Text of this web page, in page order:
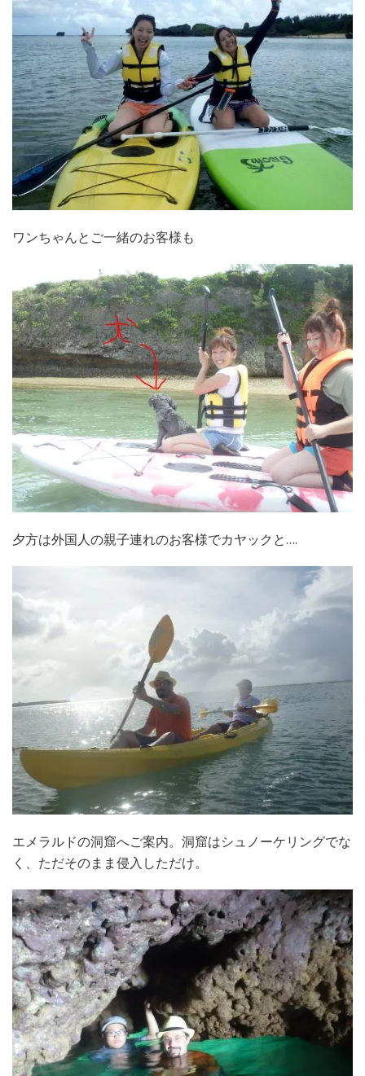
ワンちゃんとご一緒のお客様も
夕方は外国人の親子連れのお客様でカヤックと….
エメラルドの洞窟へご案内。洞窟はシュノーケリングでな
く、ただそのまま侵入しただけ。